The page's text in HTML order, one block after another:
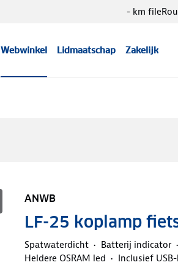
Webwinkel Lidmaatschap Zakelijk
- km file
ANWB
LF-25 koplamp
Spatwaterdicht Batterij indicator
Heldere OSRAM led
Inclusief